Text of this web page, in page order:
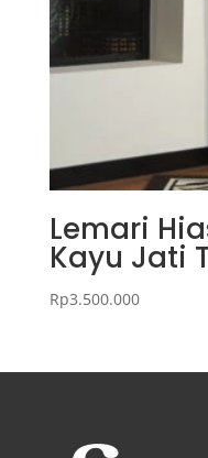
Lemari
Kayu Jati
Rp3.500.000